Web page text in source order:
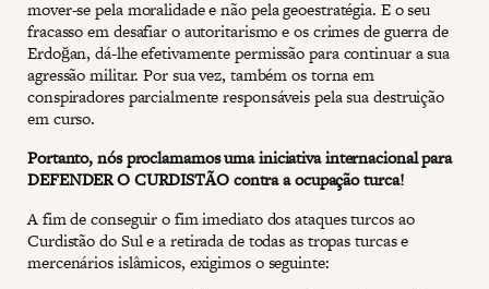
mover-se pela moralidade e não pela geoestratégia. E o seu
fracasso em desafiar o autoritarismo e os crimes de guerra de
Erdoğan, dá-lhe efetivamente permissão para continuar a sua
agressão militar. Por sua vez, também os torna em
conspiradores parcialmente responsáveis pela sua destruição
em curso.
Portanto, nós proclamamos uma iniciativa internacional para
DEFENDER O CURDISTÃO contra a ocupação turca!
A fim de conseguir o fim imediato dos ataques turcos ao
Curdistão do Sul e a retirada de todas as tropas turcas e
mercenários islâmicos, exigimos o seguinte: